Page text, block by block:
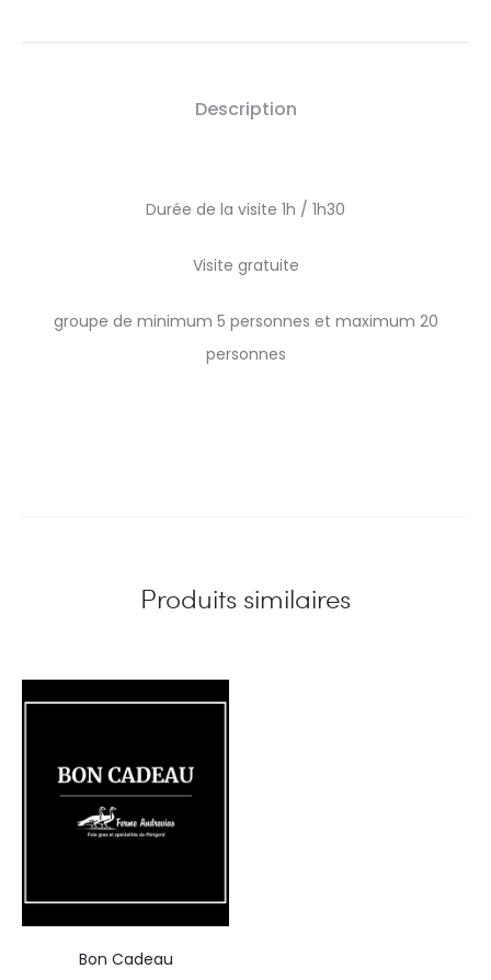
Description
Durée de la visite 1h / 1h30
Visite gratuite
groupe de minimum 5 personnes et maximum 20
personnes
Produits similaires
Bon Cadeau